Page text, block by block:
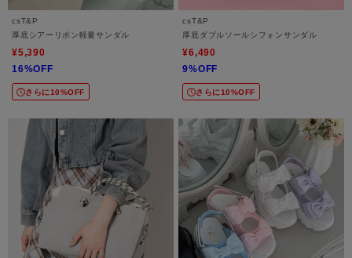
csT&P
厚底シアーリボン軽量サンダル
¥5,390
16%OFF
さらに10%OFF
csT&P
厚底ダブルソールシフォンサンダル
¥6,490
9%OFF
さらに10%OFF